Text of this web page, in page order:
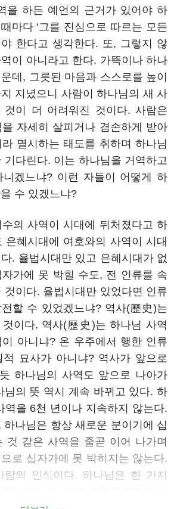
을 하든 예언의 근거가 있어야 하
마다 ‘그를 진심으로 따르는 모든
야 한다고 생각한다. 또, 그렇지 않
이 아니라고 한다. 가뜩이나 하나
데, 그릇된 마음과 스스로를 높이
지녔으니 사람이 하나님의 새 사
것이 더 어려워진 것이다. 사람은
자세히 살피거나 겸손하게 받아
멸시하는 태도를 취하며 하나님
기다린다. 이는 하나님을 거역하고
니겠느냐? 이런 자들이 어떻게 하
수 있겠느냐?
의 사역이 시대에 뒤처졌다고 하
은혜시대에 여호와의 사역이 시대
. 율법시대만 있고 은혜시대가 없
가에 못 박힐 수도, 전 인류를 속
것이다. 율법시대만 있었다면 인류
할 수 있었겠느냐? 역사(歷史)는
이다. 역사(歷史)는 하나님 사역
아니냐? 온 우주에서 행한 인류
묘사가 아니냐? 역사가 앞으로
하나님의 사역도 앞으로 나아가
님의 뜻 역시 계속 바뀌고 있다. 하
역을 6천 년이나 지속하지 않는다.
하나님은 항상 새로운 분이기에 십
것 같은 사역을 줄곧 이어 나가며
로 십자가에 못 박히지는 않는다.
람의 인식이다. 하나님은 한 가지